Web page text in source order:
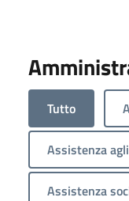
Tutto
Assistenza
Assistenza